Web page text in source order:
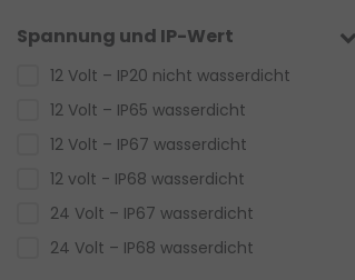
Spannung und IP-Wert
12 Volt – IP20 nicht wasserdicht
12 Volt – IP65 wasserdicht
12 Volt – IP67 wasserdicht
12 volt - IP68 wasserdicht
24 Volt – IP67 wasserdicht
24 Volt – IP68 wasserdicht